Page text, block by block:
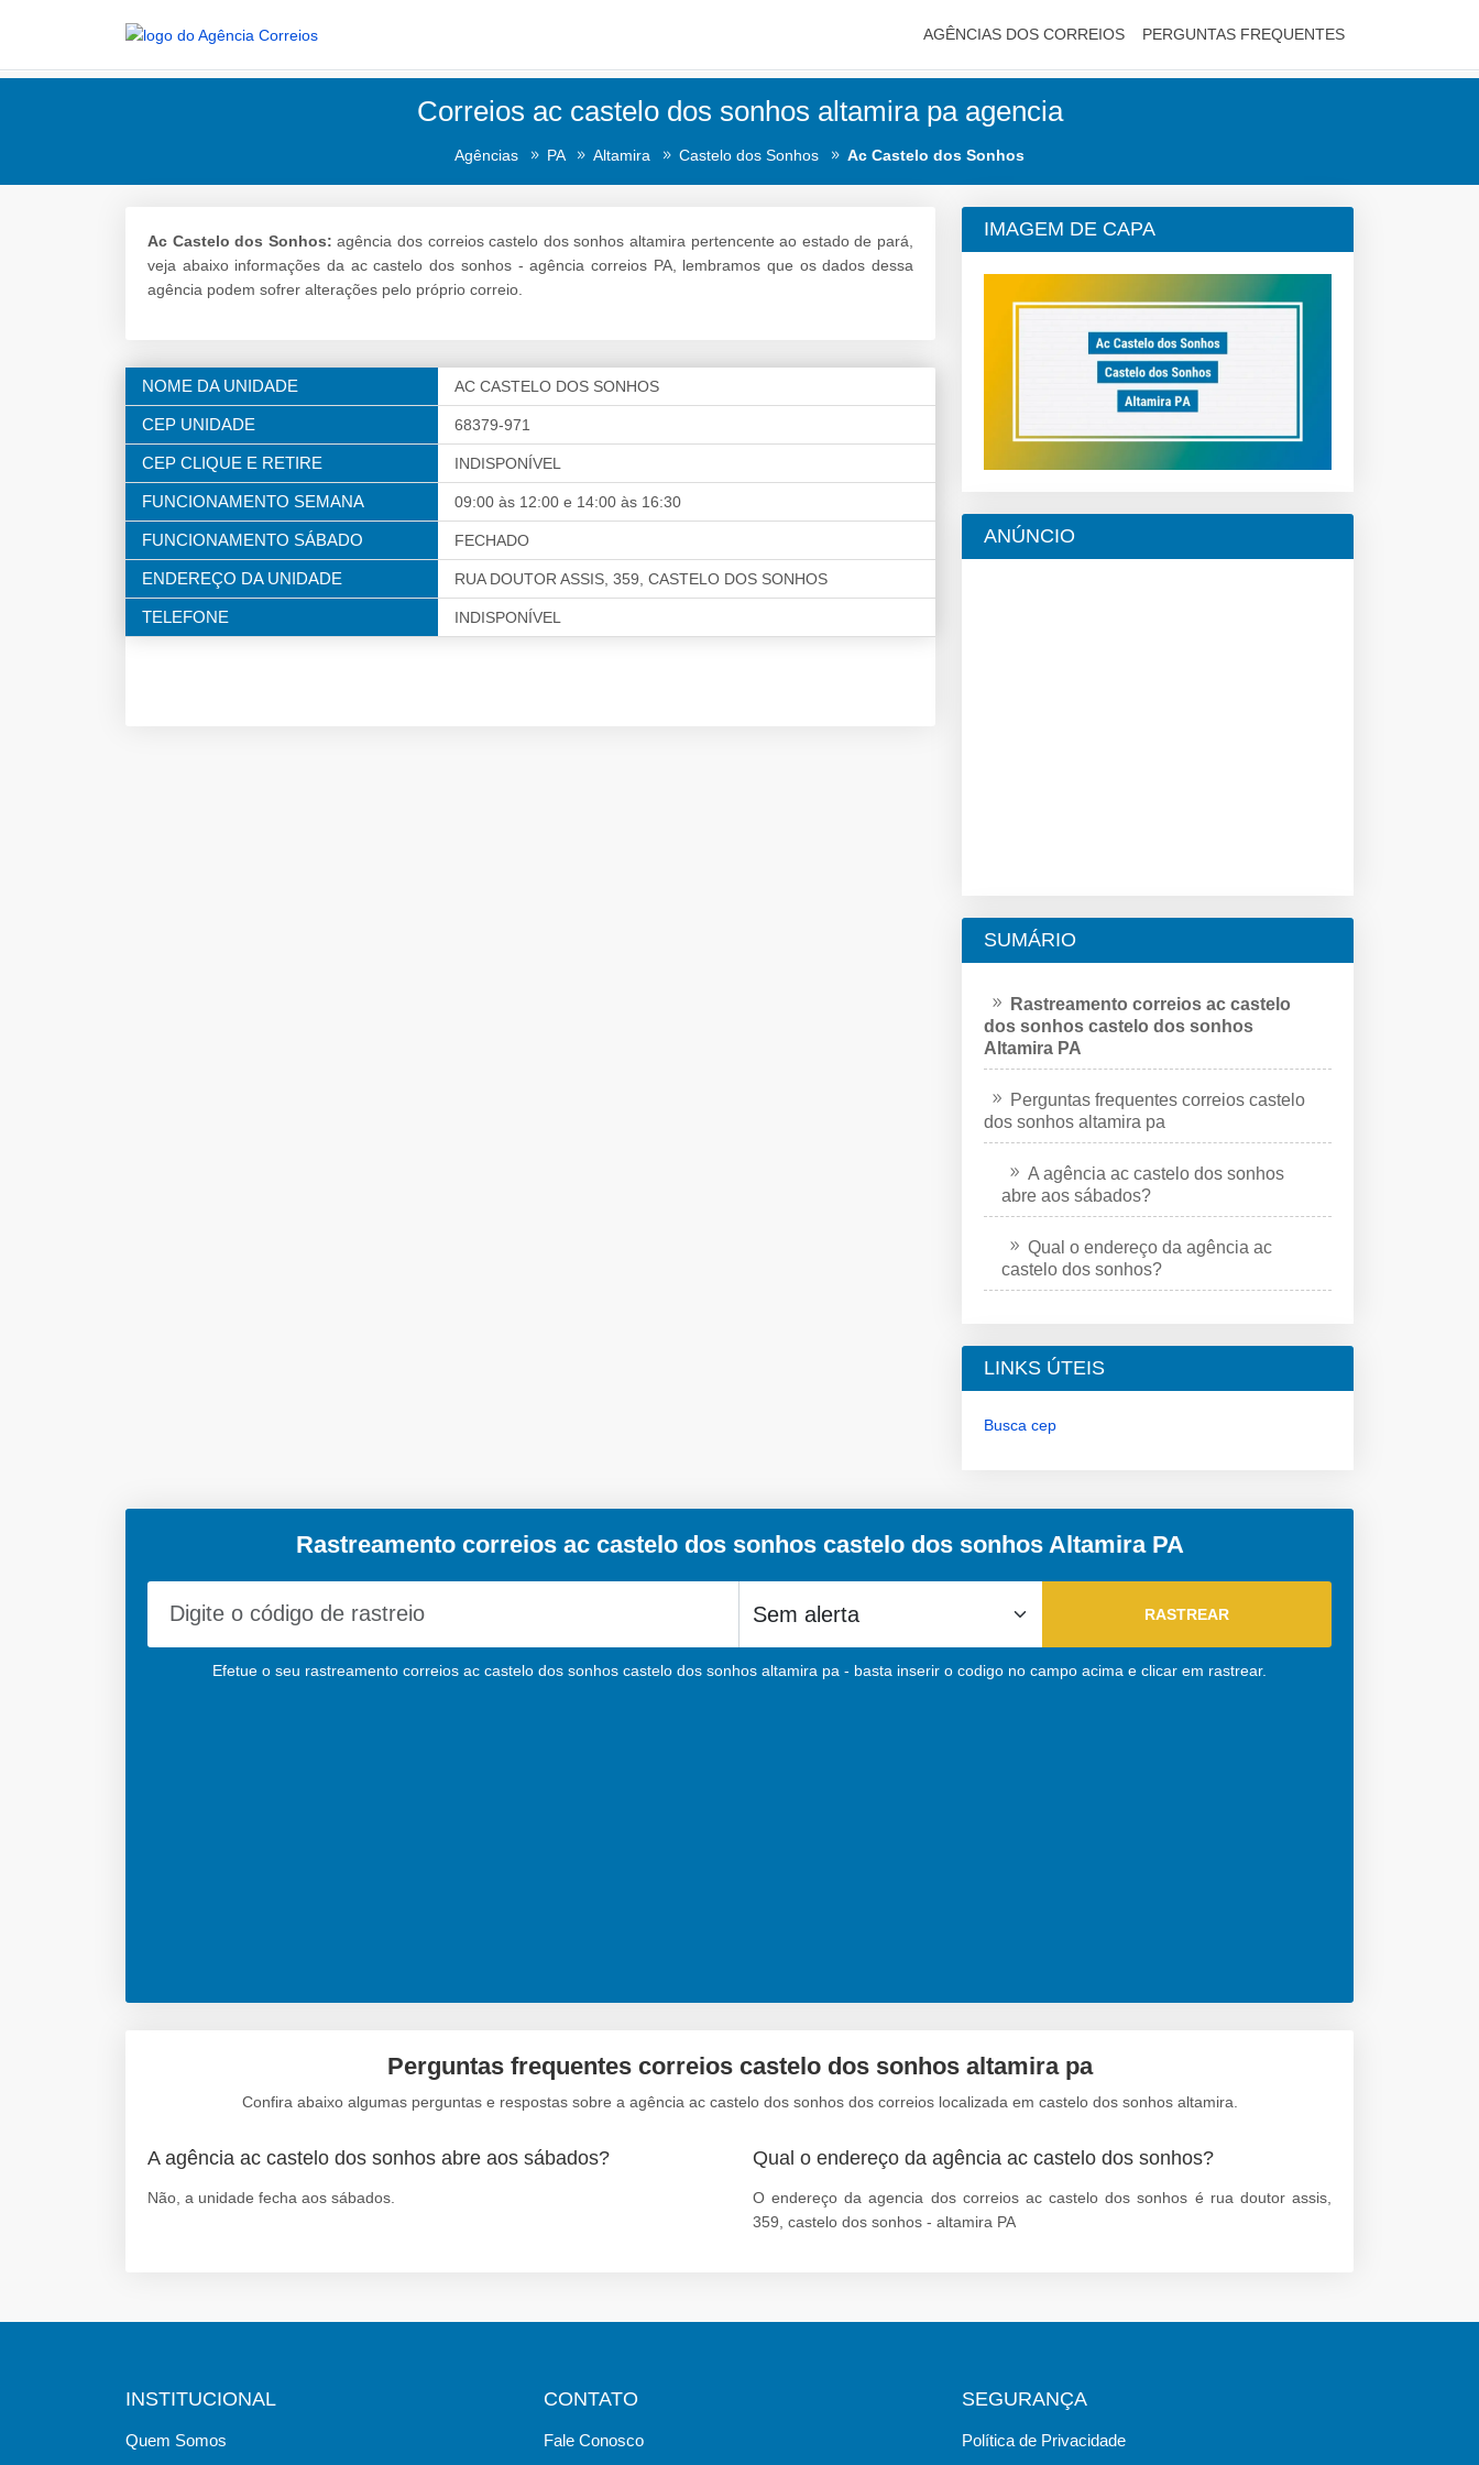
AGÊNCIAS DOS CORREIOS PERGUNTAS FREQUENTES
Correios ac castelo dos sonhos altamira pa agencia
Agências PA Altamira Castelo dos Sonhos Ac Castelo dos Sonhos
Ac Castelo dos Sonhos: agência dos correios castelo dos sonhos altamira pertencente ao estado de pará,
veja abaixo informações da ac castelo dos sonhos - agência correios PA, lembramos que os dados dessa
agência podem sofrer alterações pelo próprio correio.
NOME DA UNIDADE AC CASTELO DOS SONHOS
CEP UNIDADE 68379-971
CEP CLIQUE E RETIRE INDISPONÍVEL
FUNCIONAMENTO SEMANA 09:00 às 12:00 e 14:00 às 16:30
FUNCIONAMENTO SÁBADO FECHADO
ENDEREÇO DA UNIDADE RUA DOUTOR ASSIS, 359, CASTELO DOS SONHOS
TELEFONE INDISPONÍVEL
IMAGEM DE CAPA
ANÚNCIO
SUMÁRIO
Rastreamento correios ac castelo
dos sonhos castelo dos sonhos
Altamira PA
Perguntas frequentes correios castelo
dos sonhos altamira pa
A agência ac castelo dos sonhos
abre aos sábados?
Qual o endereço da agência ac
castelo dos sonhos?
LINKS ÚTEIS
Busca cep
Rastreamento correios ac castelo dos sonhos castelo dos sonhos Altamira PA
Efetue o seu rastreamento correios ac castelo dos sonhos castelo dos sonhos altamira pa - basta inserir o codigo no campo acima e clicar em rastrear.
Perguntas frequentes correios castelo dos sonhos altamira pa
Confira abaixo algumas perguntas e respostas sobre a agência ac castelo dos sonhos dos correios localizada em castelo dos sonhos altamira.
A agência ac castelo dos sonhos abre aos sábados?
Não, a unidade fecha aos sábados.
Qual o endereço da agência ac castelo dos sonhos?
O endereço da agencia dos correios ac castelo dos sonhos é rua doutor assis,
359, castelo dos sonhos - altamira PA
INSTITUCIONAL
Quem Somos
CONTATO
Fale Conosco
SEGURANÇA
Política de Privacidade